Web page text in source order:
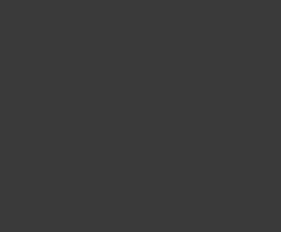
الإعلام 📢